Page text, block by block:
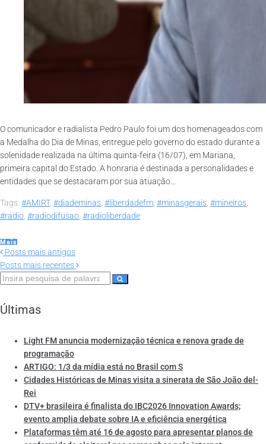
O comunicador e radialista Pedro Paulo foi um dos homenageados com
a Medalha do Dia de Minas, entregue pelo governo do estado durante a
solenidade realizada na última quinta-feira (16/07), em Mariana,
primeira capital do Estado. A honraria é destinada a personalidades e
entidades que se destacaram por sua atuação...
Tags: #AMIRT, #diademinas, #liberdadefm, #minasgerais, #mineiros,
#radio, #radiodifusao, #radioliberdade
Mais
Posts mais antigos
Posts mais recentes
Últimas
Light FM anuncia modernização técnica e renova grade de
programação
ARTIGO: 1/3 da mídia está no Brasil com S
Cidades Históricas de Minas visita a sinerata de São João del-
Rei
DTV+ brasileira é finalista do IBC2026 Innovation Awards;
evento amplia debate sobre IA e eficiência energética
Plataformas têm até 16 de agosto para apresentar planos de